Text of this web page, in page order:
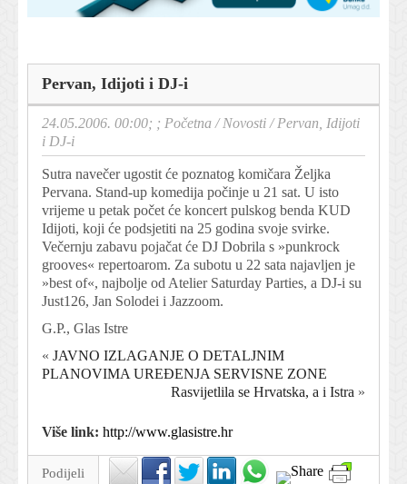
Pervan, Idijoti i DJ-i
24.05.2006. 00:00; ; Početna /Novosti /Pervan, Idijoti
i DJ-i
Sutra navečer ugostit će poznatog komičara Željka
Pervana. Stand-up komedija počinje u 21 sat. U isto
vrijeme u petak počet će koncert pulskog benda KUD
Idijoti, koji će podsjetiti na 25 godina svoje svirke.
Večernju zabavu pojačat će DJ Dobrila s »punkrock
grooves« repertoarom. Za subotu u 22 sata najavljen je
»best of«, najbolje od Atelier Saturday Parties, a DJ-i su
Just126, Jan Solodei i Jazzoom.
G.P., Glas Istre
« JAVNO IZLAGANJE O DETALJNIM
PLANOVIMA UREĐENJA SERVISNE ZONE
Rasvijetlila se Hrvatska, a i Istra »
Više link: http://www.glasistre.hr
Podijeli